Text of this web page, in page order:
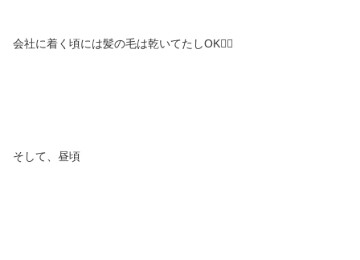
会社に着く頃には髪の毛は乾いてたしOK🙆‍♀️
そして、昼頃